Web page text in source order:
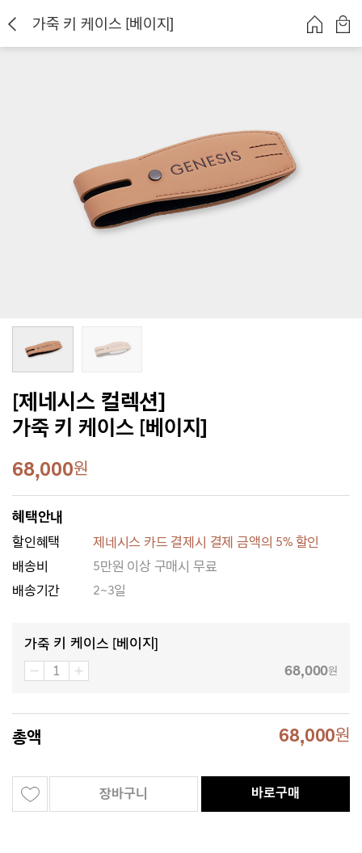
가죽 키 케이스 [베이지]
[제네시스 컬렉션]
가죽 키 케이스 [베이지]
68,000원
혜택안내
할인혜택
제네시스 카드 결제시 결제 금액의 5% 할인
배송비
5만원 이상 구매시 무료
배송기간
2~3일
가죽 키 케이스 [베이지]
68,000원
총액 68,000원
장바구니 바로구매